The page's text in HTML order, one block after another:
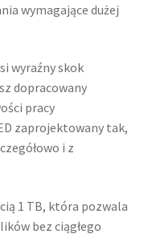
wymagające dużej
wyraźny skok
dopracowany
pracy
zaprojektowany tak,
i z
1 TB, która pozwala
bez ciągłego